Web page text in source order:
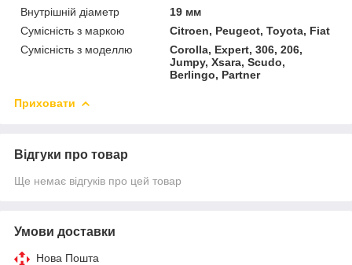
Внутрішній діаметр
19 мм
Сумісність з маркою
Citroen, Peugeot, Toyota, Fiat
Сумісність з моделлю
Corolla, Expert, 306, 206,
Jumpy, Xsara, Scudo,
Berlingo, Partner
Приховати
Відгуки про товар
Ще немає відгуків про цей товар
Умови доставки
Нова Пошта